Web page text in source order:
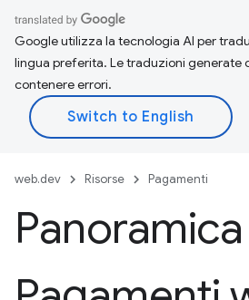
Google utilizza la tecnologia AI per
lingua preferita. Le traduzioni generate
contenere errori.
web.dev Risorse Pagamenti